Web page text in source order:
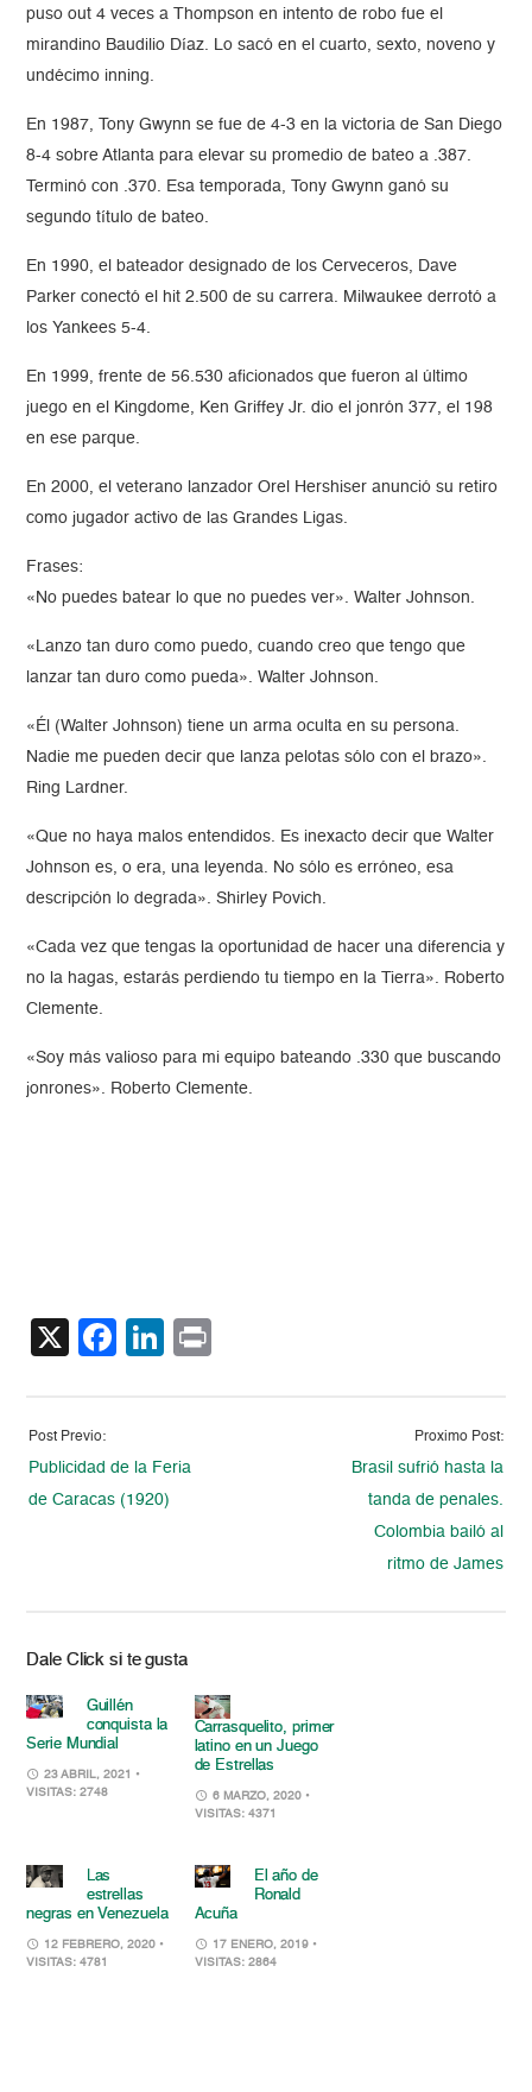
puso out 4 veces a Thompson en intento de robo fue el
mirandino Baudilio Díaz. Lo sacó en el cuarto, sexto, noveno y
undécimo inning.
En 1987, Tony Gwynn se fue de 4-3 en la victoria de San Diego
8-4 sobre Atlanta para elevar su promedio de bateo a .387.
Terminó con .370. Esa temporada, Tony Gwynn ganó su
segundo título de bateo.
En 1990, el bateador designado de los Cerveceros, Dave
Parker conectó el hit 2.500 de su carrera. Milwaukee derrotó a
los Yankees 5-4.
En 1999, frente de 56.530 aficionados que fueron al último
juego en el Kingdome, Ken Griffey Jr. dio el jonrón 377, el 198
en ese parque.
En 2000, el veterano lanzador Orel Hershiser anunció su retiro
como jugador activo de las Grandes Ligas.
Frases:
«No puedes batear lo que no puedes ver». Walter Johnson.
«Lanzo tan duro como puedo, cuando creo que tengo que
lanzar tan duro como pueda». Walter Johnson.
«Él (Walter Johnson) tiene un arma oculta en su persona.
Nadie me pueden decir que lanza pelotas sólo con el brazo».
Ring Lardner.
«Que no haya malos entendidos. Es inexacto decir que Walter
Johnson es, o era, una leyenda. No sólo es erróneo, esa
descripción lo degrada». Shirley Povich.
«Cada vez que tengas la oportunidad de hacer una diferencia y
no la hagas, estarás perdiendo tu tiempo en la Tierra». Roberto
Clemente.
«Soy más valioso para mi equipo bateando .330 que buscando
jonrones». Roberto Clemente.
X Facebook
LinkedIn
Post Previo:
Publicidad de la Feria
de Caracas (1920)
Proximo Post:
Brasil sufrió hasta la
tanda de penales.
Colombia bailó al
ritmo de James
Dale Click si te gusta
Guillén
conquista la
Serie Mundial
23 ABRIL, 2021 •
VISITAS: 2748
Carrasquelito, primer
latino en un Juego
de Estrellas
6 MARZO, 2020 •
VISITAS: 4371
Las
estrellas
negras en Venezuela
12 FEBRERO, 2020 •
VISITAS: 4781
El año de
Ronald
Acuña
17 ENERO, 2019 •
VISITAS: 2864